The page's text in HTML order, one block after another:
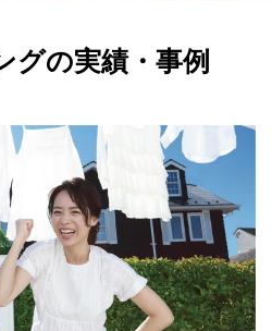
グの実績・事例